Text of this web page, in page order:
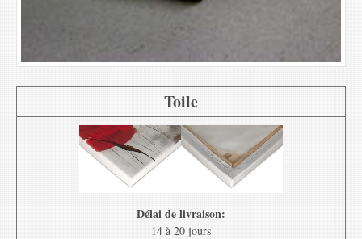
Toile
Délai de livraison:
14 à 20 jours